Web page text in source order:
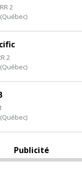
2
(Québec)
2
(Québec)
(Québec)
Publicité